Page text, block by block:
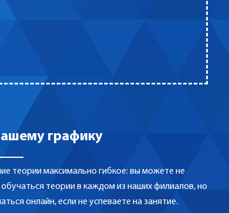
графику
теории максимально гибкое: вы можете не
обучаться теории в каждом из наших филиалов, но
онлайн, если не успеваете на занятие.